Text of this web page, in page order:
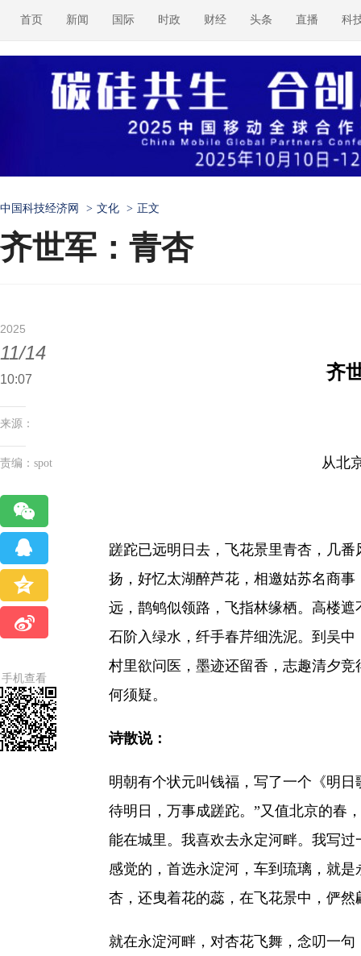
首页 新闻 国际 时政 财经 头条 直播 科
中国科技经济网 > 文化 > 正文
齐世军：青杏
2025
11/14
10:07
来源：
责编：spot
手机查看
齐
从北
蹉跎已远明日去，飞花景里青杏，几
扬，好忆太湖醉芦花，相邀姑苏名商
远，鹊鸲似领路，飞指林缘栖。高楼
石阶入绿水，纤手春芹细洗泥。到吴
村里欲问医，墨迹还留香，志趣清夕
何须疑。
诗散说：
明朝有个状元叫钱福，写了一个《明
待明日，万事成蹉跎。”又值北京的春
能在城里。我喜欢去永定河畔。我写
感觉的，首选永淀河，车到琉璃，就
杏，还曳着花的蕊，在飞花景中，俨
就在永淀河畔，对杏花飞舞，念叨一